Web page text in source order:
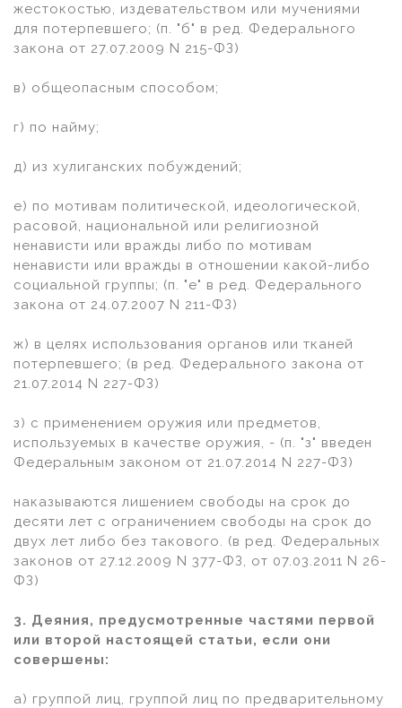
жестокостью, издевательством или мучениями
для потерпевшего; (п. "б" в ред. Федерального
закона от 27.07.2009 N 215-ФЗ)
в) общеопасным способом;
г) по найму;
д) из хулиганских побуждений;
е) по мотивам политической, идеологической,
расовой, национальной или религиозной
ненависти или вражды либо по мотивам
ненависти или вражды в отношении какой-либо
социальной группы; (п. "е" в ред. Федерального
закона от 24.07.2007 N 211-ФЗ)
ж) в целях использования органов или тканей
потерпевшего; (в ред. Федерального закона от
21.07.2014 N 227-ФЗ)
з) с применением оружия или предметов,
используемых в качестве оружия, - (п. "з" введен
Федеральным законом от 21.07.2014 N 227-ФЗ)
наказываются лишением свободы на срок до
десяти лет с ограничением свободы на срок до
двух лет либо без такового. (в ред. Федеральных
законов от 27.12.2009 N 377-ФЗ, от 07.03.2011 N 26-
ФЗ)
3. Деяния, предусмотренные частями первой
или второй настоящей статьи, если они
совершены:
а) группой лиц, группой лиц по предварительному